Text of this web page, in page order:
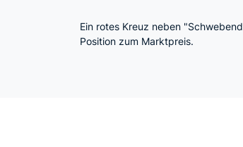
Ein rotes Kreuz neben
Position zum Marktpreis.